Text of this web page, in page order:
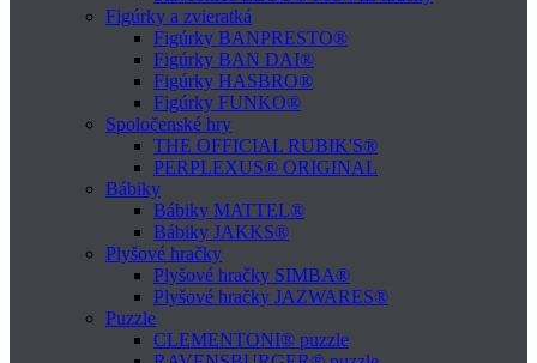
Figúrky a zvieratká
Figúrky BANPRESTO®
Figúrky BAN DAI®
Figúrky HASBRO®
Figúrky FUNKO®
Spoločenské hry
THE OFFICIAL RUBIK'S®
PERPLEXUS® ORIGINAL
Bábiky
Bábiky MATTEL®
Bábiky JAKKS®
Plyšové hračky
Plyšové hračky SIMBA®
Plyšové hračky JAZWARES®
Puzzle
CLEMENTONI® puzzle